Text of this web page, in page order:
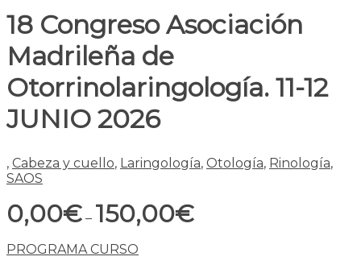
18 Congreso Asociación
Madrileña de
Otorrinolaringología. 11-12
JUNIO 2026
, Cabeza y cuello, Laringología, Otología, Rinología,
SAOS
0,00€ – 150,00€
PROGRAMA CURSO